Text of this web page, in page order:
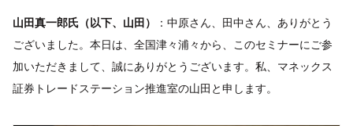
山田真一郎氏（以下、山田）
：中原さん、田中さん、ありがとう
ございました。本日は、全国津々浦々から、このセミナーにご参
加いただきまして、誠にありがとうございます。私、マネックス
証券トレードステーション推進室の山田と申します。